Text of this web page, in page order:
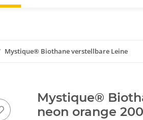
Mystique® Biothane verstellbare Leine
Mystique®
neon orange